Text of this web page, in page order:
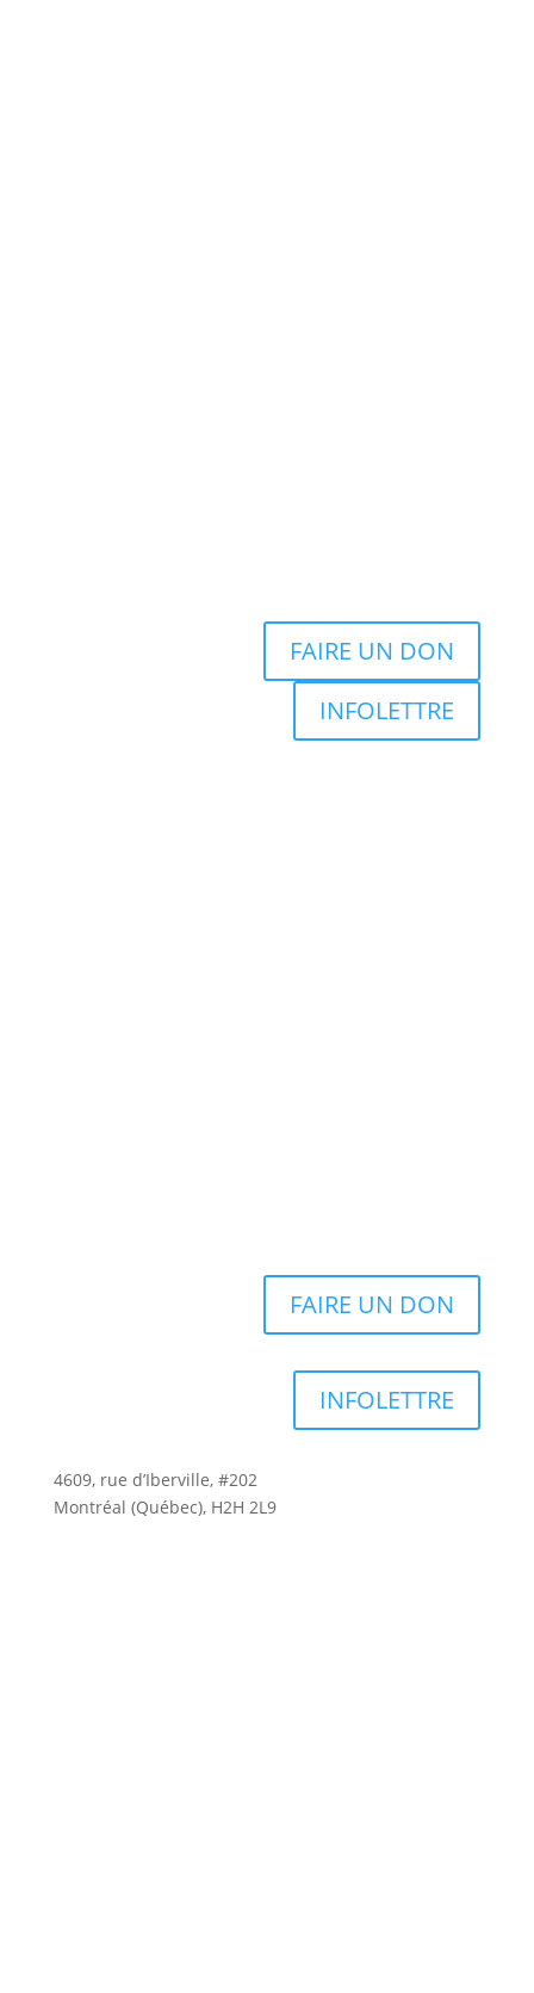
FAIRE UN DON
INFOLETTRE
FAIRE UN DON
INFOLETTRE
4609, rue d’Iberville, #202
Montréal (Québec), H2H 2L9